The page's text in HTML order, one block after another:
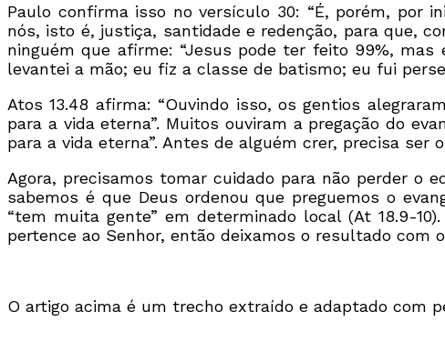
Paulo confirma isso no versículo 30: “É, porém, por
nós, isto é, justiça, santidade e redenção, para que,
ninguém que afirme: “Jesus pode ter feito 99%,
levantei a mão; eu fiz a classe de batismo; eu fui
Atos 13.48 afirma: “Ouvindo isso, os gentios
para a vida eterna”. Muitos ouviram a pregação do
para a vida eterna”. Antes de alguém crer, precisa ser
Agora, precisamos tomar cuidado para não perder o
sabemos é que Deus ordenou que preguemos o
“tem muita gente” em determinado local (At 18.9-
pertence ao Senhor, então deixamos o resultado com
O artigo acima é um trecho extraído e adaptado com